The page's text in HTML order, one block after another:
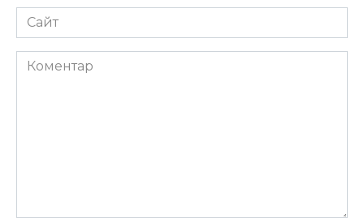
Сайт
Коментар